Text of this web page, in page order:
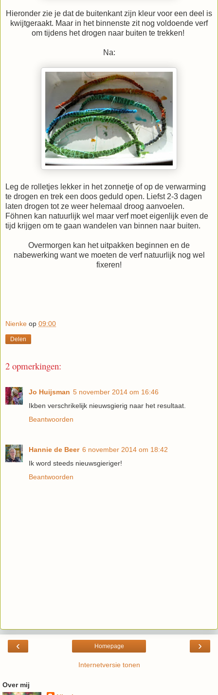
Hieronder zie je dat de buitenkant zijn kleur voor een deel is
kwijtgeraakt. Maar in het binnenste zit nog voldoende verf
om tijdens het drogen naar buiten te trekken!
Na:
Leg de rolletjes lekker in het zonnetje of op de verwarming
te drogen en trek een doos geduld open. Liefst 2-3 dagen
laten drogen tot ze weer helemaal droog aanvoelen.
Föhnen kan natuurlijk wel maar verf moet eigenlijk even de
tijd krijgen om te gaan wandelen van binnen naar buiten.
Overmorgen kan het uitpakken beginnen en de
nabewerking want we moeten de verf natuurlijk nog wel
fixeren!
Nienke op 09:00
Delen
2 opmerkingen:
Jo Huijsman 5 november 2014 om 16:46
Ikben verschrikelijk nieuwsgierig naar het resultaat.
Beantwoorden
Hannie de Beer 6 november 2014 om 18:42
Ik word steeds nieuwsgieriger!
Beantwoorden
‹ ›
Homepage
Internetversie tonen
Over mij